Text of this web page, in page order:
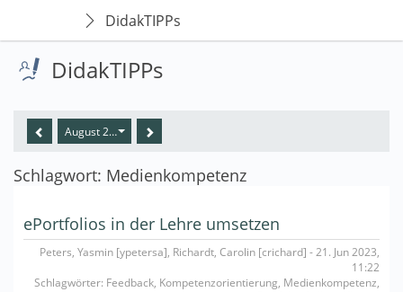
DidakTIPPs
DidakTIPPs
August 2024
Schlagwort: Medienkompetenz
ePortfolios in der Lehre umsetzen
Peters, Yasmin [ypetersa], Richardt, Carolin [crichard] - 21. Jun 2023,
11:22
Schlagwörter: Feedback, Kompetenzorientierung, Medienkompetenz,